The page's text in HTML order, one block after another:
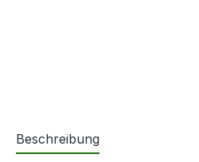
Beschreibung